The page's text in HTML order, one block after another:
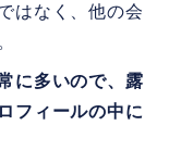
はなく、他の会
に多いので、露
フィールの中に